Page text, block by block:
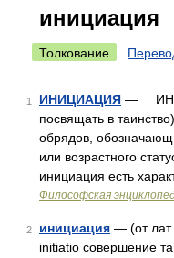
инициация
Толкование
1 ИНИЦИАЦИЯ —
посвящать в
обрядов,
или возрастного
инициация есть
Философская
2 инициация — (от лат.
initiatio совершение